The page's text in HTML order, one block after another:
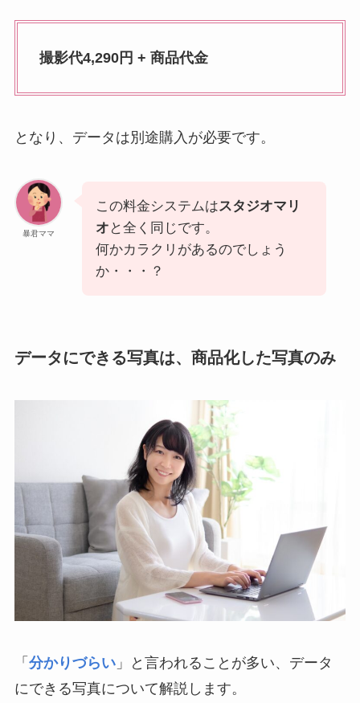
撮影代4,290円 + 商品代金
となり、データは別途購入が必要です。
暴君ママ
この料金システムはスタジオマリ
オ と全く同じです。
何かカラクリがあるのでしょう
か・・・？
データにできる写真は、商品化した写真のみ
「 分かりづらい」と言われることが多い、データ
にできる写真について解説します。